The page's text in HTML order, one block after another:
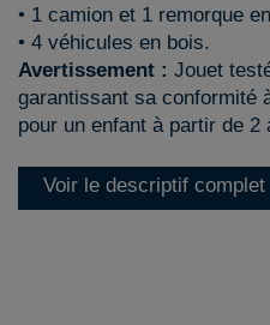
• 1 camion et 1 remorque
• 4 véhicules en bois.
Avertissement : Jouet
garantissant sa conformité
pour un enfant à partir de 2
Voir le descriptif complet